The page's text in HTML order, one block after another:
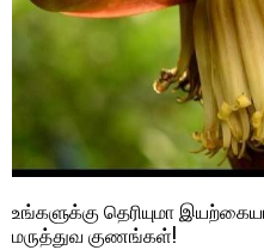
உங்களுக்கு தெரியுமா
மருத்துவ குணங்கள்!